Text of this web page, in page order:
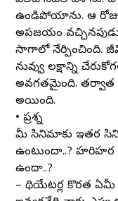
ఉండిపోయాను. ఆ
అపజయం
సాగాలో నేర్పించింది.
నువ్వు లక్ష్యాన్ని
అవగతమైంది. తర్వాత
అయింది.
• ప్రశ్న
మీ సినిమాకు ఇతర
ఉంటుందా..? హరిహర
ఉందా..?
– థియేటర్ల కొరత ఏమీ